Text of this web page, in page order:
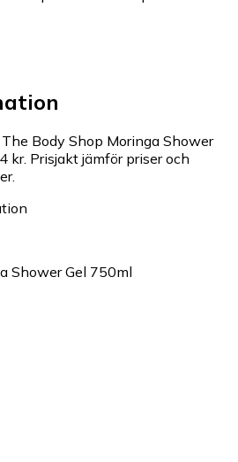
Body Shop Moringa Shower
kr. Prisjakt jämför priser och
Shower Gel 750ml